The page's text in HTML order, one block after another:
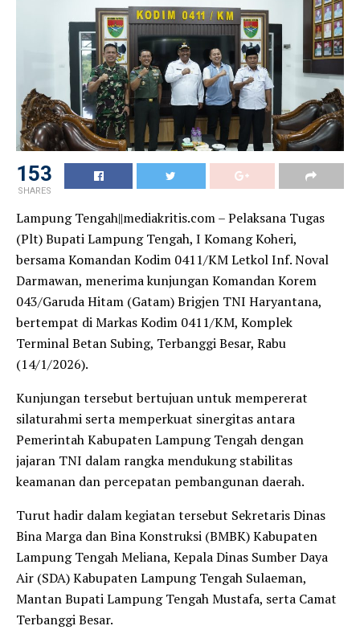
153
SHARES
Lampung Tengah||mediakritis.com – Pelaksana Tugas
(Plt) Bupati Lampung Tengah, I Komang Koheri,
bersama Komandan Kodim 0411/KM Letkol Inf. Noval
Darmawan, menerima kunjungan Komandan Korem
043/Garuda Hitam (Gatam) Brigjen TNI Haryantana,
bertempat di Markas Kodim 0411/KM, Komplek
Terminal Betan Subing, Terbanggi Besar, Rabu
(14/1/2026).
Kunjungan tersebut bertujuan untuk mempererat
silaturahmi serta memperkuat sinergitas antara
Pemerintah Kabupaten Lampung Tengah dengan
jajaran TNI dalam rangka mendukung stabilitas
keamanan dan percepatan pembangunan daerah.
Turut hadir dalam kegiatan tersebut Sekretaris Dinas
Bina Marga dan Bina Konstruksi (BMBK) Kabupaten
Lampung Tengah Meliana, Kepala Dinas Sumber Daya
Air (SDA) Kabupaten Lampung Tengah Sulaeman,
Mantan Bupati Lampung Tengah Mustafa, serta Camat
Terbanggi Besar.